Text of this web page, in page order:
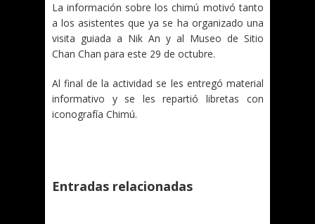
La información sobre los chimú motivó tanto
a los asistentes que ya se ha organizado una
visita guiada a Nik An y al Museo de Sitio
Chan Chan para este 29 de octubre.
Al final de la actividad se les entregó material
informativo y se les repartió libretas con
iconografía Chimú.
Entradas relacionadas